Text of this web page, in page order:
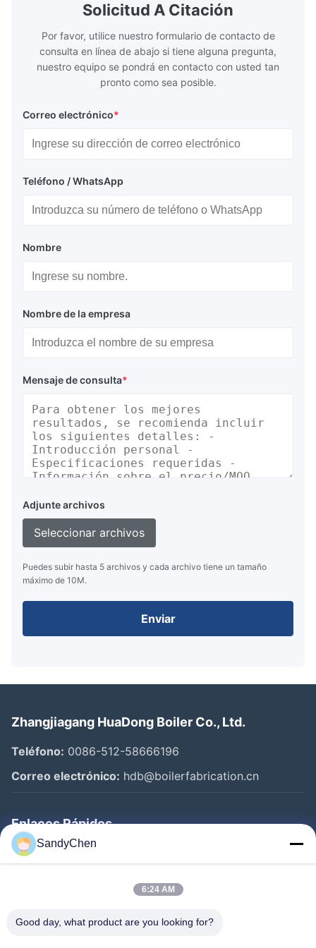
circulation loop.Because of both cooling
Solicitud A Citación
Por favor, utilice nuestro formulario de contacto de
consulta en línea de abajo si tiene alguna pregunta,
nuestro equipo se pondrá en contacto con usted tan
pronto como sea posible.
Correo electrónico*
Teléfono / WhatsApp
Nombre
Nombre de la empresa
Mensaje de consulta*
Adjunte archivos
Seleccionar archivos
Puedes subir hasta 5 archivos y cada archivo tiene un tamaño
máximo de 10M.
Enviar
Zhangjiagang HuaDong Boiler Co., Ltd.
Teléfono: 0086-512-58666196
Correo electrónico: hdb@boilerfabrication.cn
Enlaces Rápidos
Hogar
Sobre Nosotros
SandyChen
6:24 AM
Good day, what product are you looking for?